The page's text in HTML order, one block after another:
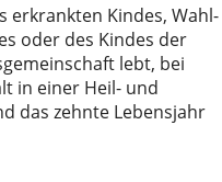
erkrankten Kindes, Wahl-
oder des Kindes der
lebt, bei
in einer Heil- und
das zehnte Lebensjahr